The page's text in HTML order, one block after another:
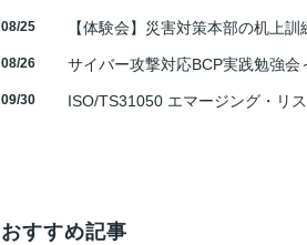
08/25 【体験会】災害対策本部の机上
08/26 サイバー攻撃対応BCP実践勉強
09/30 ISO/TS31050 エマージング・リ
おすすめ記事